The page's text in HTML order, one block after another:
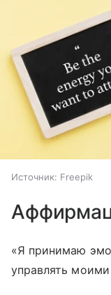
Источник: Freepik
«Я принимаю
управлять